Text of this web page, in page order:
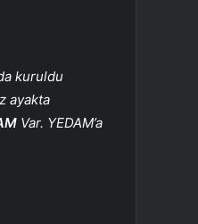
kuruldu
ayakta
Var. YEDAM’a